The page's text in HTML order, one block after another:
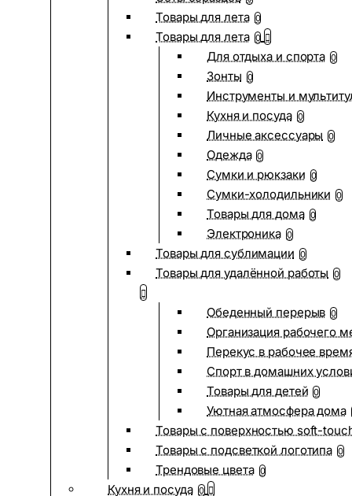
Товары для лета 0
Товары для лета 0
Для отдыха и спорта 0
Зонты 0
Инструменты и
Кухня и посуда 0
Личные аксессуары 0
Одежда 0
Сумки и рюкзаки 0
Сумки-холодильники 0
Товары для дома 0
Электроника 0
Товары для сублимации 0
Товары для удалённой работы 0
Обеденный перерыв 0
Организация рабочего
Перекус в рабочее
Спорт в домашних
Товары для детей 0
Уютная атмосфера дома
Товары с поверхностью soft-
Товары с подсветкой логотипа 0
Трендовые цвета 0
Кухня и посуда 0